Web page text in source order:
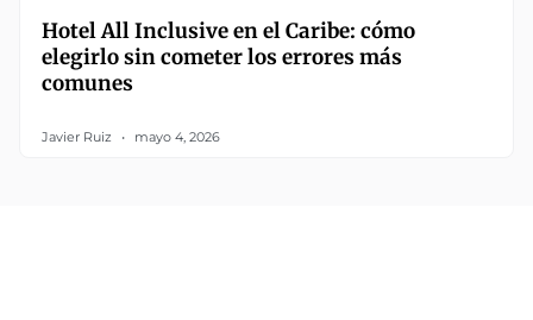
Hotel All Inclusive en el Caribe: cómo
elegirlo sin cometer los errores más
comunes
Javier Ruiz mayo 4, 2026